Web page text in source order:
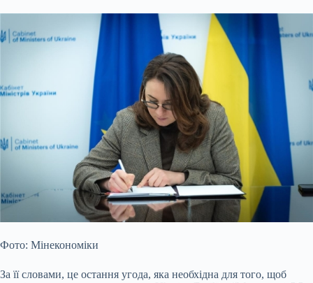
Фото: Мінекономіки
За її словами, це остання угода, яка необхідна для того, щоб